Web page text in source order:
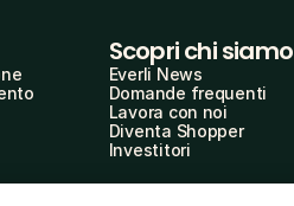
Scopri chi siamo
Everli News
Domande frequenti
Lavora con noi
Diventa Shopper
Investitori